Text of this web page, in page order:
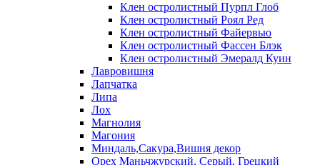
Клен остролистный Пурпл Глоб
Клен остролистный Роял Ред
Клен остролистный Файервью
Клен остролистный Фассен Блэк
Клен остролистный Эмералд Куин
Лавровишня
Лапчатка
Липа
Лох
Магнолия
Магония
Миндаль,Сакура,Вишня декор
Орех Маньчжурский, Серый, Грецкий